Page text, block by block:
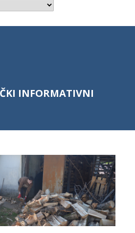
INFORMATIVNI